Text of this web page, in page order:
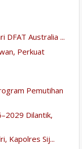
DFAT Australia ...
Perkuat
Pemutihan
Dilantik,
Kapolres Sij...